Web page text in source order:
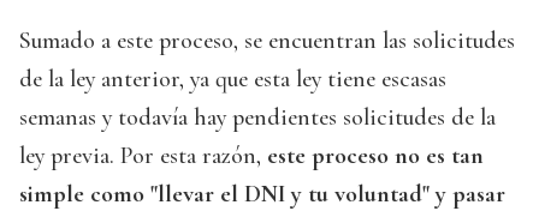
Sumado a este proceso, se encuentran las solicitudes
de la ley anterior, ya que esta ley tiene escasas
semanas y todavía hay pendientes solicitudes de la
ley previa. Por esta razón, este proceso no es tan
simple como "llevar el DNI y tu voluntad" y pasar